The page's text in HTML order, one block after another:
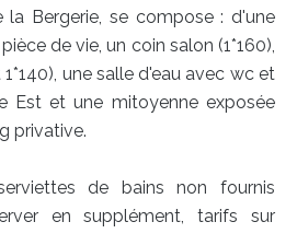
Bergerie, se compose : d'une
de vie, un coin salon (1*160),
une salle d'eau avec wc et
Est et une mitoyenne exposée
privative.
de bains non fournis
en supplément, tarifs sur